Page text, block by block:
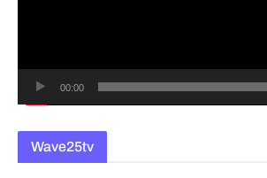
00:00
Wave25tv